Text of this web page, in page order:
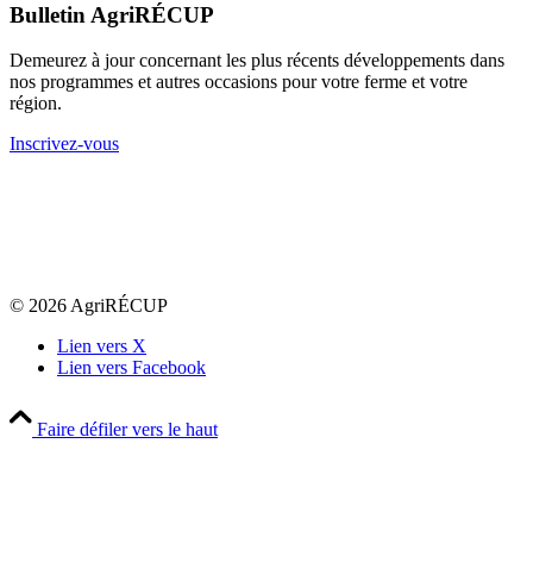
Bulletin AgriRÉCUP
Demeurez à jour concernant les plus récents développements dans
nos programmes et autres occasions pour votre ferme et votre
région.
Inscrivez-vous
© 2026 AgriRÉCUP
Lien vers X
Lien vers Facebook
Faire défiler vers le haut